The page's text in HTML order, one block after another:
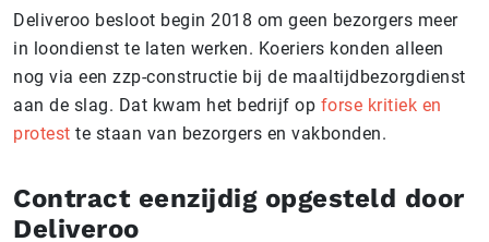
Deliveroo besloot begin 2018 om geen bezorgers meer
in loondienst te laten werken. Koeriers konden alleen
nog via een zzp-constructie bij de maaltijdbezorgdienst
aan de slag. Dat kwam het bedrijf op forse kritiek en
protest te staan van bezorgers en vakbonden.
Contract eenzijdig opgesteld door
Deliveroo